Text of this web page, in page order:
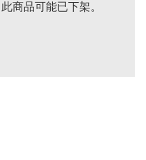
商品可能已下架。